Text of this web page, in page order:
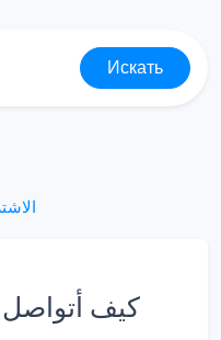
Искать
كيف